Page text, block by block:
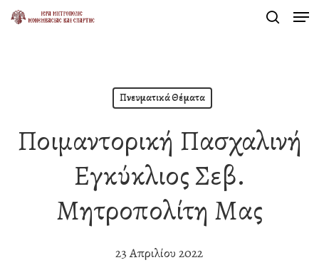
Skip
Πνευματικά Θέματα
Ποιμαντορική Πασχαλινή
Εγκύκλιος Σεβ.
Μητροπολίτη Μας
23 Απριλίου 2022